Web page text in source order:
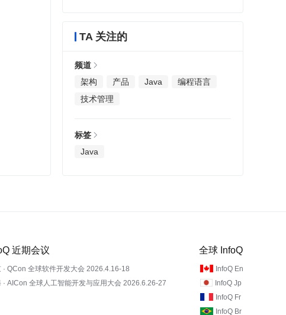
TA 关注的
频道
架构
产品 Java
编程语言
技术管理
标签
Java
近期会议
· QCon 全球软件开发大会 2026.4.16-18
· AICon 全球人工智能开发与应用大会 2026.6.26-27
全球 InfoQ
InfoQ En
InfoQ Jp
InfoQ Fr
InfoQ Br